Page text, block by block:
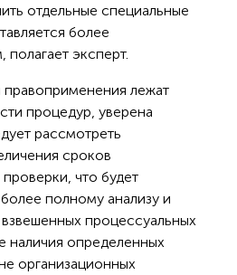
отдельные специальные
более
эксперт.
лежат
процедур, уверена
рассмотреть
сроков
что будет
полному анализу и
процессуальных
наличия определенных
организационных